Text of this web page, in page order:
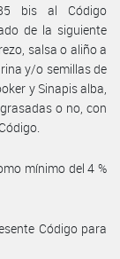
bis al Código
de la siguiente
salsa o aliño a
y/o semillas de
y Sinapis alba,
o no, con
mínimo del 4 %
Código para